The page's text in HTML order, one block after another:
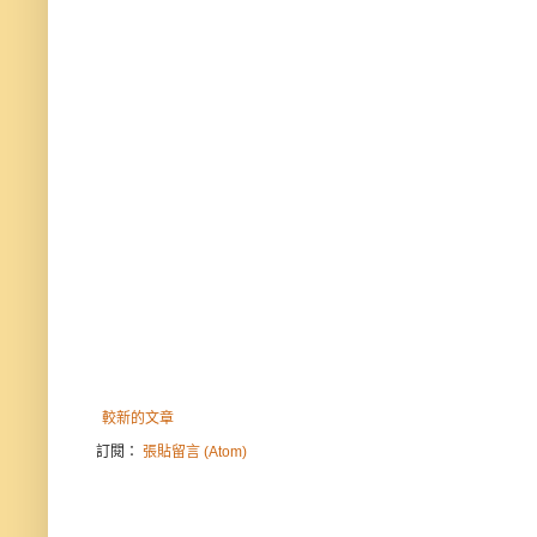
較新的文章
訂閱： 張貼留言 (Atom)